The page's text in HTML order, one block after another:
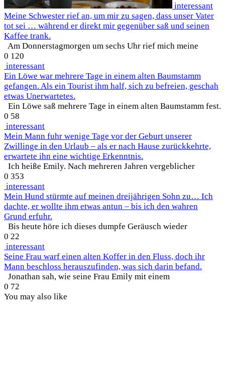
interessant
Meine Schwester rief an, um mir zu sagen, dass unser Vater
tot sei … während er direkt mir gegenüber saß und seinen
Kaffee trank.
Am Donnerstagmorgen um sechs Uhr rief mich meine
0 120
interessant
Ein Löwe war mehrere Tage in einem alten Baumstamm
gefangen. Als ein Tourist ihm half, sich zu befreien, geschah
etwas Unerwartetes.
Ein Löwe saß mehrere Tage in einem alten Baumstamm fest.
0 58
interessant
Mein Mann fuhr wenige Tage vor der Geburt unserer
Zwillinge in den Urlaub – als er nach Hause zurückkehrte,
erwartete ihn eine wichtige Erkenntnis.
Ich heiße Emily. Nach mehreren Jahren vergeblicher
0 353
interessant
Mein Hund stürmte auf meinen dreijährigen Sohn zu… Ich
dachte, er wollte ihm etwas antun – bis ich den wahren
Grund erfuhr.
Bis heute höre ich dieses dumpfe Geräusch wieder
0 22
interessant
Seine Frau warf einen alten Koffer in den Fluss, doch ihr
Mann beschloss herauszufinden, was sich darin befand.
Jonathan sah, wie seine Frau Emily mit einem
0 72
You may also like